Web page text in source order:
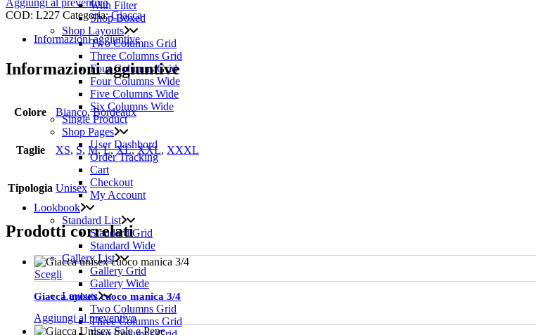
With Filter
Shop Boxed
Shop Layouts
Two Columns Grid
Three Columns Grid
Four Columns Grid
Four Columns Wide
Five Columns Wide
Six Columns Wide
Single Product
Shop Pages
User Dashbord
Order Tracking
Cart
Checkout
My Account
Lookbook
Standard List
Standard Grid
Standard Wide
Gallery List
Gallery Grid
Gallery Wide
Layouts
Two Columns Grid
Three Columns Grid
bottoni
quantity
Aggiungi al preventivo
COD: L227 Categoria:Giacca
Informazioni aggiuntive
Informazioni aggiuntive
Colore Bianco,Bordeaux
Taglie XS, S, M,L,XL,XXL, XXXL
Tipologia Unisex
Prodotti correlati
Scegli Questo
prodotto
ha
più
varianti.
Giacca unisex cuoco manica 3/4
Aggiungi al preventivo